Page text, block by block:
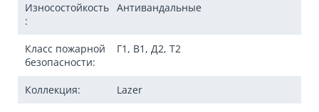
Износостойкость
:
Антивандальные
Класс пожарной
безопасности:
Г1, В1, Д2, Т2
Коллекция: Lazer